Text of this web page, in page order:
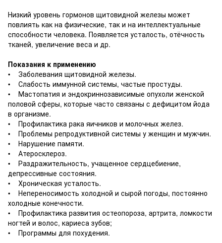
Низкий уровень гормонов щитовидной железы может
повлиять как на физические, так и на интеллектуальные
способности человека. Появляется усталость, отёчность
тканей, увеличение веса и др.
Показания к применению
• Заболевания щитовидной железы.
• Слабость иммунной системы, частые простуды.
• Мастопатия и эндокриннозависимые опухоли женской
половой сферы, которые часто связаны с дефицитом йода
в организме.
• Профилактика рака яичников и молочных желез.
• Проблемы репродуктивной системы у женщин и мужчин.
• Нарушение памяти.
• Атеросклероз.
• Раздражительность, учащенное сердцебиение,
депрессивные состояния.
• Хроническая усталость.
• Непереносимость холодной и сырой погоды, постоянно
холодные конечности.
• Профилактика развития остеопороза, артрита, ломкости
ногтей и волос, кариеса зубов;
• Программы для похудения.